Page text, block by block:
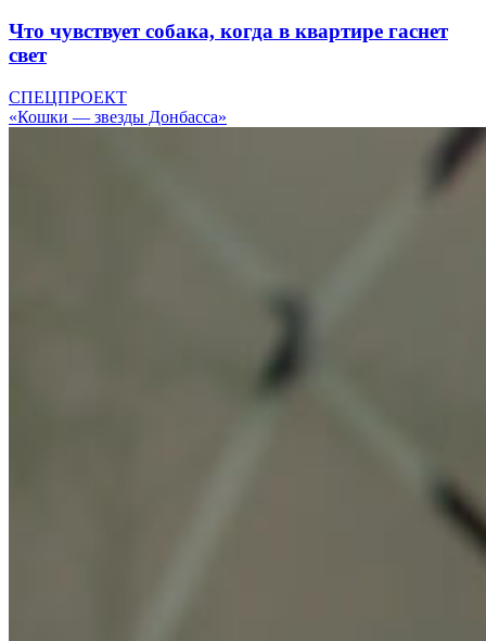
Что чувствует собака, когда в квартире гаснет
свет
СПЕЦПРОЕКТ
«Кошки — звезды Донбасса»